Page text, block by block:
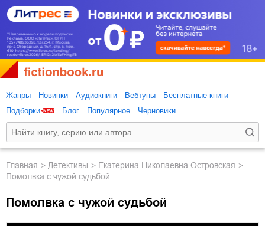
Жанры Новинки Аудиокниги Вебтуны
Бесплатные книги
Подборки
Блог Популярное Черновики
Главная детективы
Екатерина Николаевна Островская
Помолвка с чужой судьбой
Помолвка с чужой судьбой